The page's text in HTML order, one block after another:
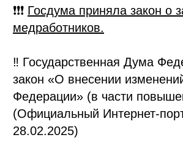
❗️❗️❗️ Госдума приняла закон о
медработников.
‼️ Государственная Дума
закон «О внесении
Федерации» (в части
(Официальный Интернет-
28.02.2025)